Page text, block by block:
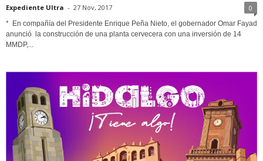
Expediente Ultra - 27 Nov, 2017 0
* En compañía del Presidente Enrique Peña Nieto, el gobernador Omar Fayad
anunció la construcción de una planta cervecera con una inversión de 14
MMDP,...